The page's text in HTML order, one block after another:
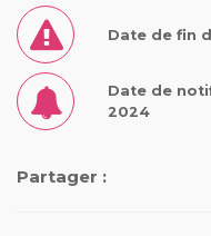
Date de fin
Date de
2024
Partager :